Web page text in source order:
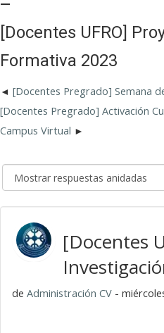
[Docentes UFRO]
Formativa 2023
[Docentes Pregrado] Semana
[Docentes Pregrado] Activación
Campus Virtual
[Docentes
de Administración CV -